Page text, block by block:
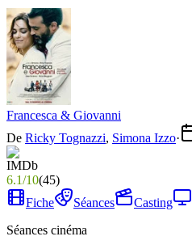
Francesca & Giovanni
De Ricky Tognazzi, Simona Izzo·
6.1/10(45)
Fiche
Séances Casting
Séances cinéma